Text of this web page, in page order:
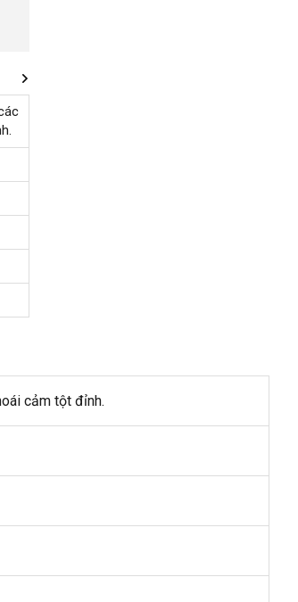
cảm tột đỉnh.